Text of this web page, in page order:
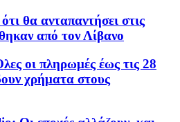
θα ανταπαντήσει στις
από τον Λίβανο
οι πληρωμές έως τις 28
χρήματα στους